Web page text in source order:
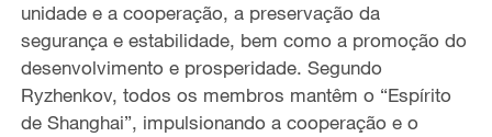
unidade e a cooperação, a preservação da
segurança e estabilidade, bem como a promoção do
desenvolvimento e prosperidade. Segundo
Ryzhenkov, todos os membros mantêm o “Espírito
de Shanghai”, impulsionando a cooperação e o